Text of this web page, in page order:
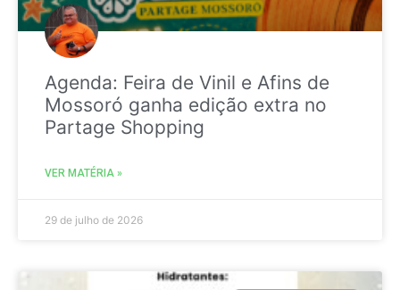
Agenda: Feira de Vinil e Afins de
Mossoró ganha edição extra no
Partage Shopping
VER MATÉRIA »
29 de julho de 2026